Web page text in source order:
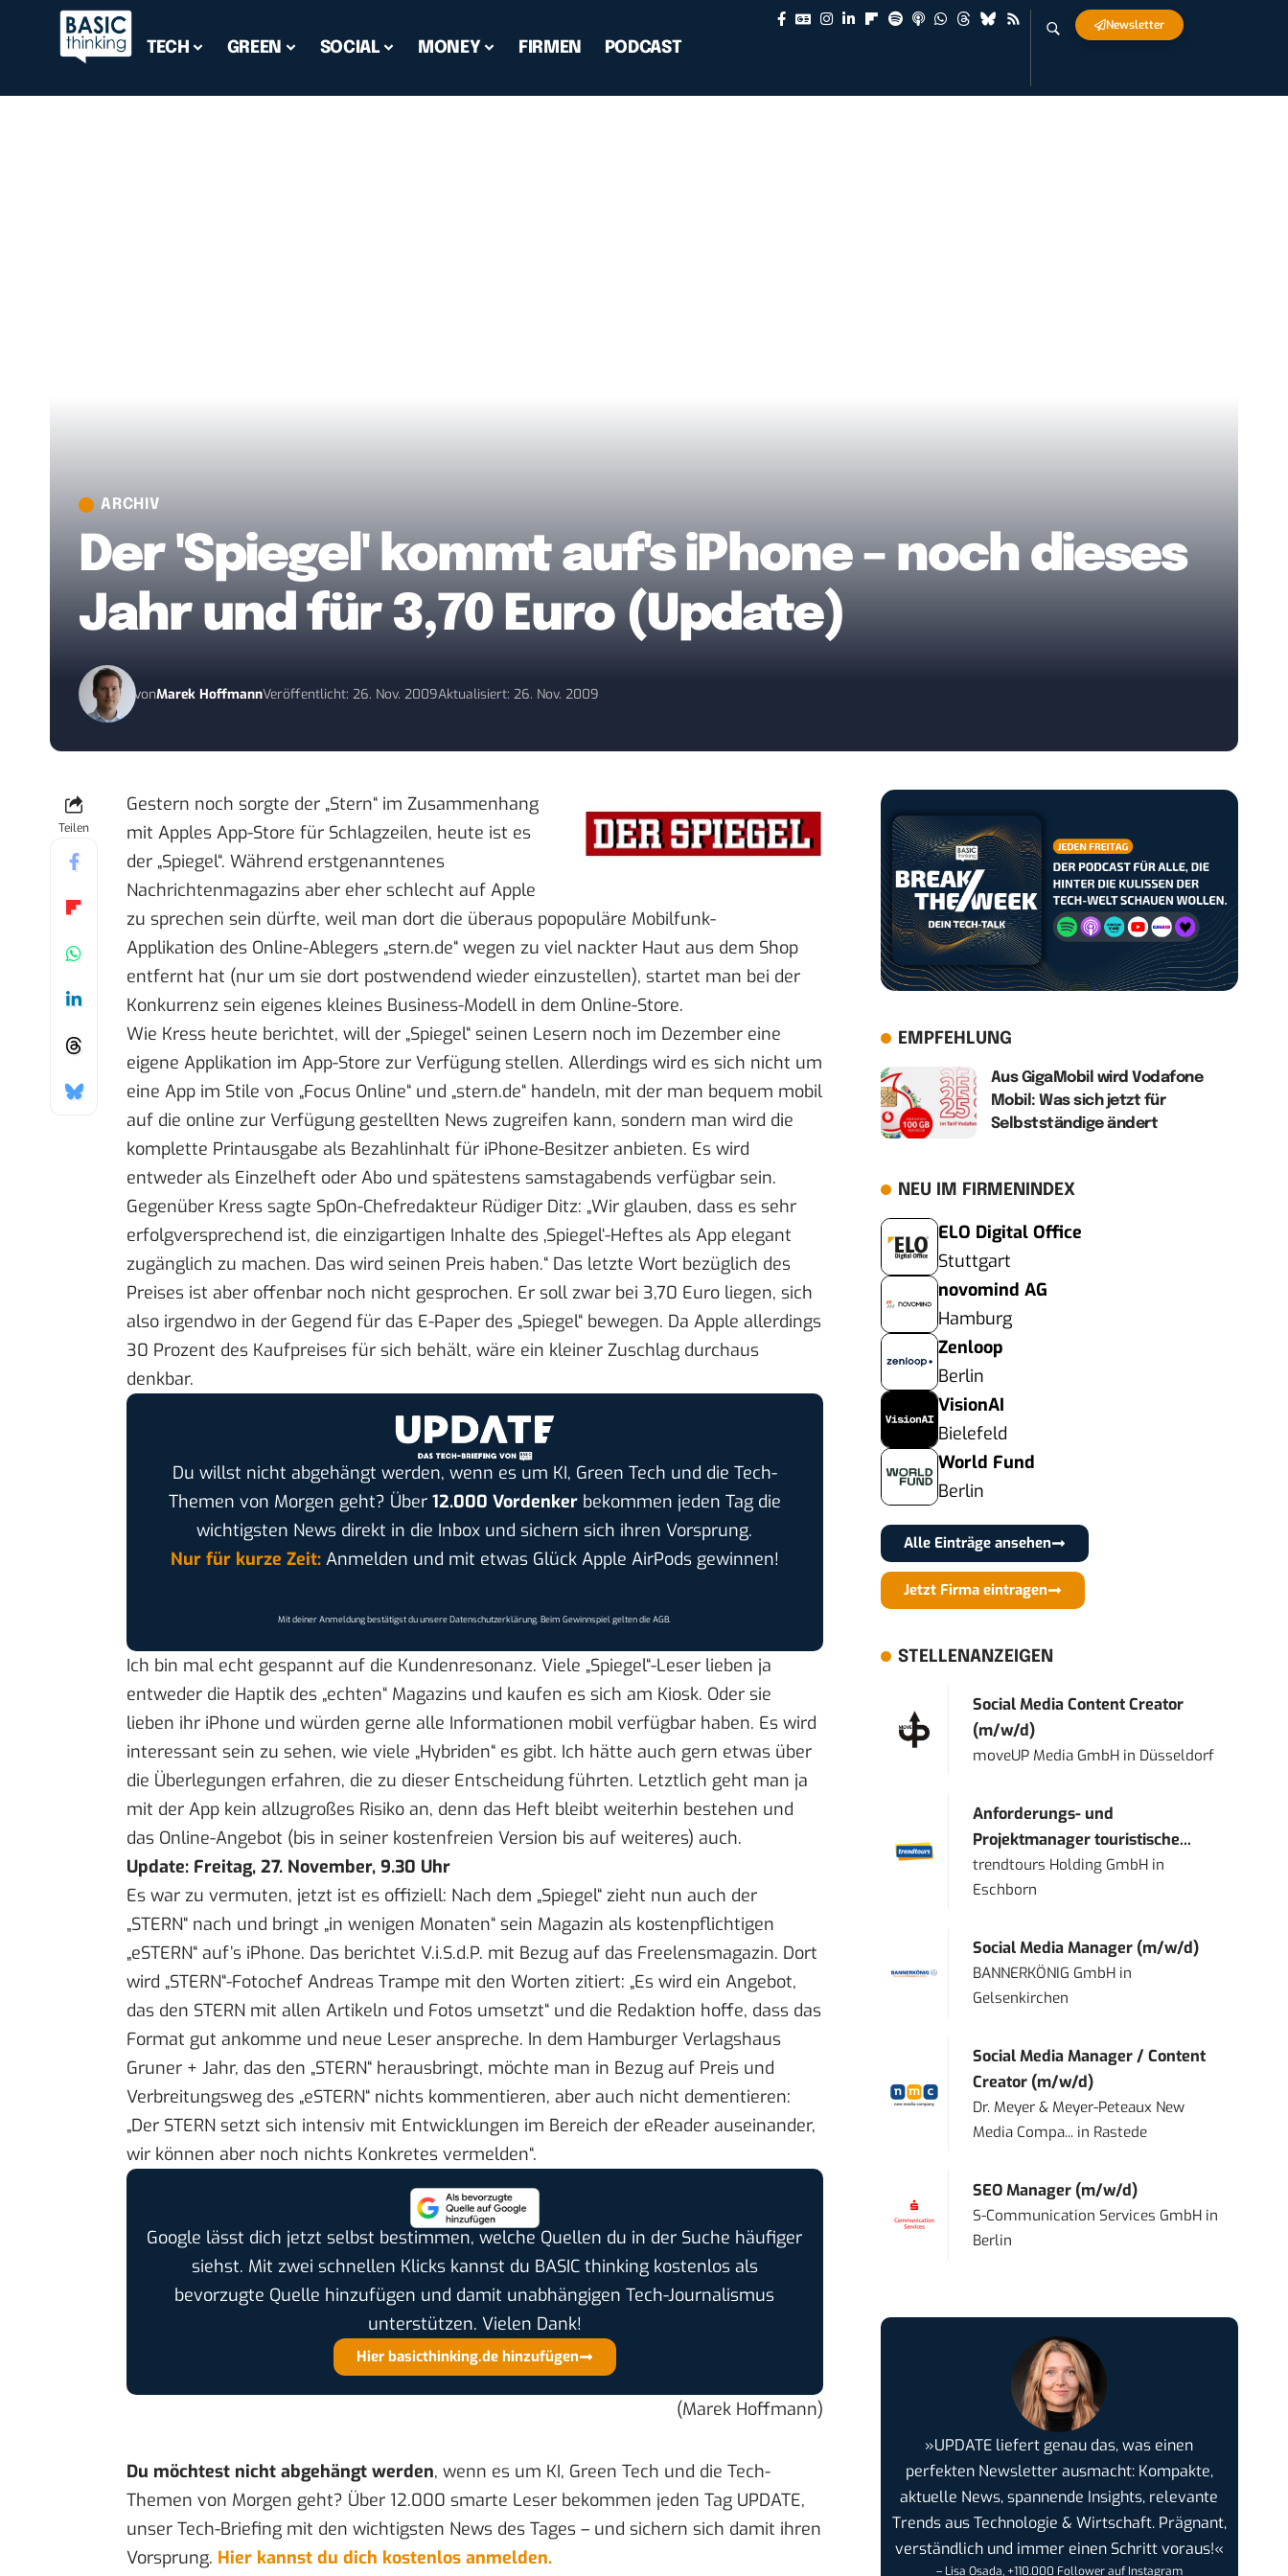
TECH GREEN SOCIAL MONEY FIRMEN PODCAST
Newsletter
ARCHIV
Der 'Spiegel' kommt auf's iPhone – noch dieses
Jahr und für 3,70 Euro (Update)
vonMarek HoffmannVeröffentlicht: 26. Nov. 2009Aktualisiert: 26. Nov. 2009
Teilen
Gestern noch sorgte der „Stern“ im Zusammenhang
mit Apples App-Store für Schlagzeilen, heute ist es
der „Spiegel“. Während erstgenanntenes
Nachrichtenmagazins aber eher schlecht auf Apple
zu sprechen sein dürfte, weil man dort die überaus popopuläre Mobilfunk-
Applikation des Online-Ablegers „stern.de“ wegen zu viel nackter Haut aus dem Shop
entfernt hat (nur um sie dort postwendend wieder einzustellen), startet man bei der
Konkurrenz sein eigenes kleines Business-Modell in dem Online-Store.
Wie Kress heute berichtet, will der „Spiegel“ seinen Lesern noch im Dezember eine
eigene Applikation im App-Store zur Verfügung stellen. Allerdings wird es sich nicht um
eine App im Stile von „Focus Online“ und „stern.de“ handeln, mit der man bequem mobil
auf die online zur Verfügung gestellten News zugreifen kann, sondern man wird die
komplette Printausgabe als Bezahlinhalt für iPhone-Besitzer anbieten. Es wird
entweder als Einzelheft oder Abo und spätestens samstagabends verfügbar sein.
Gegenüber Kress sagte SpOn-Chefredakteur Rüdiger Ditz: „Wir glauben, dass es sehr
erfolgversprechend ist, die einzigartigen Inhalte des ‚Spiegel‘-Heftes als App elegant
zugänglich zu machen. Das wird seinen Preis haben.“ Das letzte Wort bezüglich des
Preises ist aber offenbar noch nicht gesprochen. Er soll zwar bei 3,70 Euro liegen, sich
also irgendwo in der Gegend für das E-Paper des „Spiegel“ bewegen. Da Apple allerdings
30 Prozent des Kaufpreises für sich behält, wäre ein kleiner Zuschlag durchaus
denkbar.
Du willst nicht abgehängt werden, wenn es um KI, Green Tech und die Tech-
Themen von Morgen geht? Über 12.000 Vordenkerbekommen jeden Tag die
wichtigsten News direkt in die Inbox und sichern sich ihren Vorsprung.
Nur für kurze Zeit:Anmelden und mit etwas Glück Apple AirPods gewinnen!
Mit deiner Anmeldung bestätigst du unsereDatenschutzerklärung. Beim Gewinnspiel gelten dieAGB.
Ich bin mal echt gespannt auf die Kundenresonanz. Viele „Spiegel“-Leser lieben ja
entweder die Haptik des „echten“ Magazins und kaufen es sich am Kiosk. Oder sie
lieben ihr iPhone und würden gerne alle Informationen mobil verfügbar haben. Es wird
interessant sein zu sehen, wie viele „Hybriden“ es gibt. Ich hätte auch gern etwas über
die Überlegungen erfahren, die zu dieser Entscheidung führten. Letztlich geht man ja
mit der App kein allzugroßes Risiko an, denn das Heft bleibt weiterhin bestehen und
das Online-Angebot (bis in seiner kostenfreien Version bis auf weiteres) auch.
Update: Freitag, 27. November, 9.30 Uhr
Es war zu vermuten, jetzt ist es offiziell: Nach dem „Spiegel“ zieht nun auch der
„STERN“ nach und bringt „in wenigen Monaten“ sein Magazin als kostenpflichtigen
„eSTERN“ auf’s iPhone. Das berichtet V.i.S.d.P. mit Bezug auf das Freelensmagazin. Dort
wird „STERN“-Fotochef Andreas Trampe mit den Worten zitiert: „Es wird ein Angebot,
das den STERN mit allen Artikeln und Fotos umsetzt“ und die Redaktion hoffe, dass das
Format gut ankomme und neue Leser anspreche. In dem Hamburger Verlagshaus
Gruner + Jahr, das den „STERN“ herausbringt, möchte man in Bezug auf Preis und
Verbreitungsweg des „eSTERN“ nichts kommentieren, aber auch nicht dementieren:
„Der STERN setzt sich intensiv mit Entwicklungen im Bereich der eReader auseinander,
wir können aber noch nichts Konkretes vermelden“.
Google lässt dich jetzt selbst bestimmen, welche Quellen du in der Suche häufiger
siehst. Mit zwei schnellen Klicks kannst du BASIC thinking kostenlos als
bevorzugte Quelle hinzufügen und damit unabhängigen Tech-Journalismus
unterstützen. Vielen Dank!
Hier basicthinking.de hinzufügen
(Marek Hoffmann)
Du möchtest nicht abgehängt werden, wenn es um KI, Green Tech und die Tech-
Themen von Morgen geht? Über 12.000 smarte Leser bekommen jeden Tag UPDATE,
unser Tech-Briefing mit den wichtigsten News des Tages – und sichern sich damit ihren
Vorsprung. Hier kannst du dich kostenlos anmelden.
EMPFEHLUNG
Aus GigaMobil wird Vodafone
Mobil: Was sich jetzt für
Selbstständige ändert
NEU IM FIRMENINDEX
ELO Digital Office
Stuttgart
novomind AG
Hamburg
Zenloop
Berlin
VisionAI
Bielefeld
World Fund
Berlin
Alle Einträge ansehen
Jetzt Firma eintragen
STELLENANZEIGEN
Social Media Content Creator
(m/w/d)
moveUP Media GmbH in Düsseldorf
Anforderungs- und
Projektmanager touristische...
trendtours Holding GmbH in
Eschborn
Social Media Manager (m/w/d)
BANNERKÖNIG GmbH in
Gelsenkirchen
Social Media Manager / Content
Creator (m/w/d)
Dr. Meyer & Meyer-Peteaux New
Media Compa... in Rastede
SEO Manager (m/w/d)
S-Communication Services GmbH in
Berlin
»UPDATE liefert genau das, was einen
perfekten Newsletter ausmacht: Kompakte,
aktuelle News, spannende Insights, relevante
Trends aus Technologie & Wirtschaft. Prägnant,
verständlich und immer einen Schritt voraus!«
– Lisa Osada, +110.000 Follower auf Instagram